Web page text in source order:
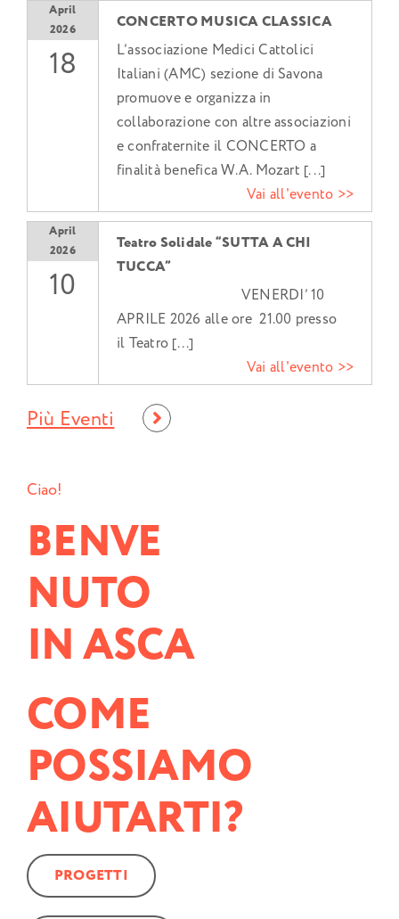
April
2026
18
CONCERTO MUSICA CLASSICA
L’associazione Medici Cattolici
Italiani (AMC) sezione di Savona
promuove e organizza in
collaborazione con altre associazioni
e confraternite il CONCERTO a
finalità benefica W.A. Mozart [...]
Vai all'evento >>
April
2026
10
Teatro Solidale “SUTTA A CHI
TUCCA”
VENERDI’ 10
APRILE 2026 alle ore 21.00 presso
il Teatro [...]
Vai all'evento >>
Più Eventi
Ciao!
BENVE
NUTO
IN ASCA
COME
POSSIAMO
AIUTARTI?
PROGETTI